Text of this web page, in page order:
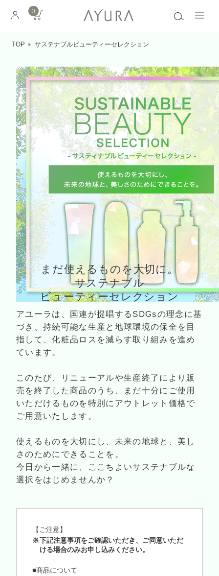
0
TOP サステナブルビューティーセレクション
まだ使えるものを大切に。
サステナブル
ビューティーセレクション
アユーラは、国連が提唱するSDGsの理念に基
づき、持続可能な生産と地球環境の保全を目
指して、化粧品ロスを減らす取り組みを進め
ています。
このたび、リニューアルや生産終了により販
売を終了した商品のうち、まだ十分にご使用
いただけるものを特別にアウトレット価格で
ご用意いたします。
使えるものを大切にし、未来の地球と、美し
さのためにできることを。
今日から一緒に、ここちよいサステナブルな
選択をはじめませんか？
【ご注意】
下記注意事項をご確認いただき、ご同意いただ
ける場合のみお申し込みください。
■商品について